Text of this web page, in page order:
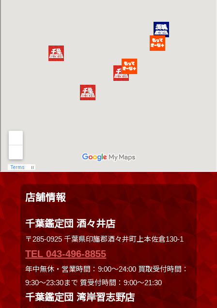
店舗情報
千葉鑑定団 酒々井店
〒285-0925 千葉県印旛郡酒々井町上本佐倉130-1
TEL 043-496-8855
年中無休・営業時間：9:00～24:00 買取受付時間：
9:30〜23:30まで 質受付時間：9:00～21:30
千葉鑑定団 湾岸習志野店